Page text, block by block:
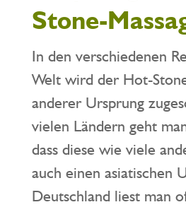
Stone-
In den verschiedenen
Welt wird der Hot-
anderer Ursprung
vielen Ländern geht
dass diese wie viele
auch einen asiatischen
Deutschland liest man